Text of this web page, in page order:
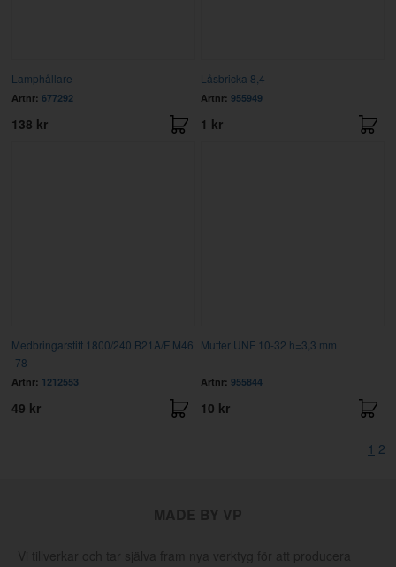
Lamphållare
Artnr: 677292
138 kr
Låsbricka 8,4
Artnr: 955949
1 kr
Medbringarstift 1800/240 B21A/F M46
-78
Artnr: 1212553
49 kr
Mutter UNF 10-32 h=3,3 mm
Artnr: 955844
10 kr
1 2